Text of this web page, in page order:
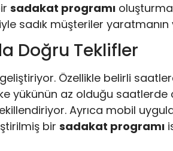
sadakat programı
sadık müşteriler yaratmanın
Doğru Teklifler
Özellikle belirli
yükünün az olduğu
Ayrıca mobil
bir sadakat programı